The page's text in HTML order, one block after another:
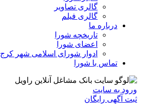
گالری تصاویر
گالری فیلم
درباره ما
تاریخچه شورا
اعضای شورا
ادوار شورای اسلامی شهر کرج
تماس با شورا
ورود به سایت
ثبت آگهی رایگان